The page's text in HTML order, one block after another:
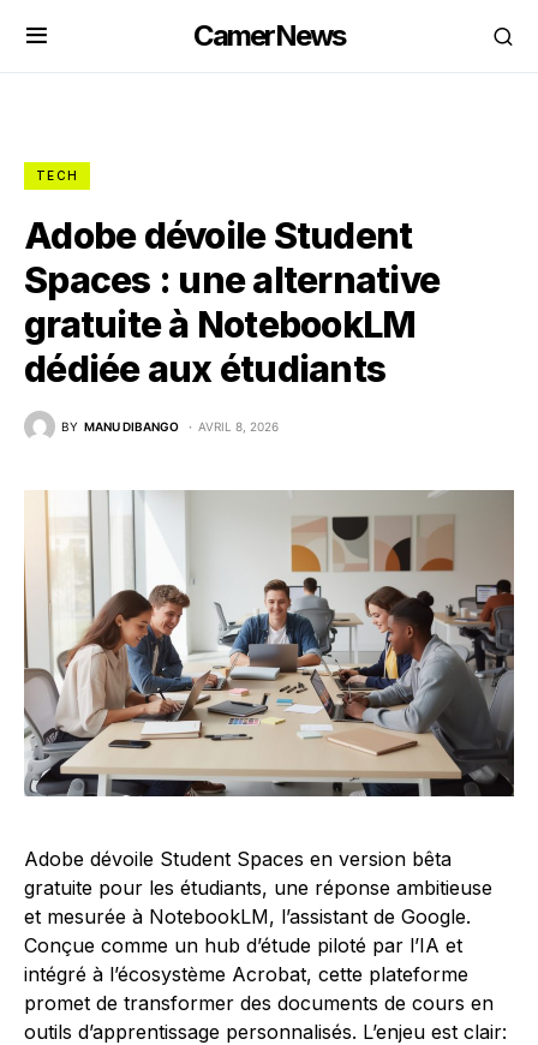
CamerNews
TECH
Adobe dévoile Student
Spaces : une alternative
gratuite à NotebookLM
dédiée aux étudiants
BY MANU DIBANGO AVRIL 8, 2026
Adobe dévoile Student Spaces en version bêta
gratuite pour les étudiants, une réponse ambitieuse
et mesurée à NotebookLM, l’assistant de Google.
Conçue comme un hub d’étude piloté par l’IA et
intégré à l’écosystème Acrobat, cette plateforme
promet de transformer des documents de cours en
outils d’apprentissage personnalisés. L’enjeu est clair: